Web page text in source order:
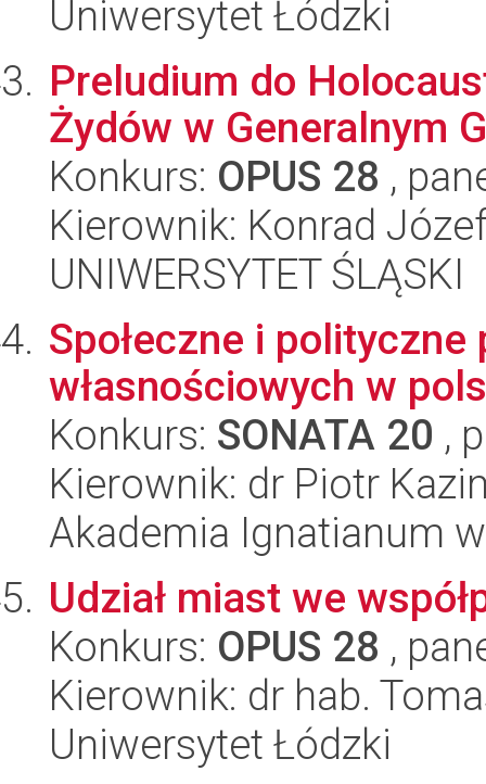
Uniwersytet Łódzki
Preludium do
Żydów w Generalnym
Konkurs: OPUS 28 ,
Kierownik: Konrad
UNIWERSYTET ŚLĄSKI
Społeczne i
własnościowych w
Konkurs: SONATA 20 ,
Kierownik: dr Piotr
Akademia Ignatianum
Udział miast we
Konkurs: OPUS 28 ,
Kierownik: dr hab.
Uniwersytet Łódzki